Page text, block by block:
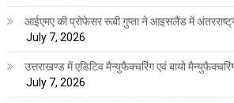
आईएमए की प्रोफेसर रूबी गुप्ता ने आइसलैंड में
July 7, 2026
उत्तराखण्ड में एडिटिव मैन्युफैक्चरिंग एवं बायो मैन्युफैक्चरिंग
July 7, 2026